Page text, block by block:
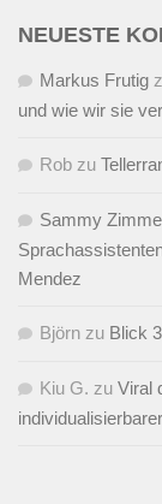
NEUESTE
Markus Frutig
und wie wir sie
Rob zu
Sammy
Mendez
Björn zu Blick
Kiu G. zu Viral